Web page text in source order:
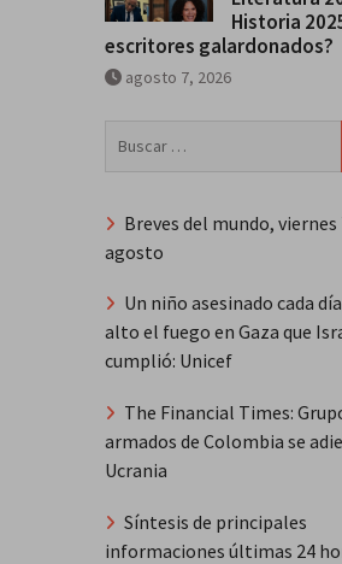
Historia
escritores galardonados?
agosto 7, 2026
Breves del mundo, viernes
agosto
Un niño asesinado cada
alto el fuego en Gaza que
cumplió: Unicef
The Financial Times:
armados de Colombia se
Ucrania
Síntesis de principales
informaciones últimas 24